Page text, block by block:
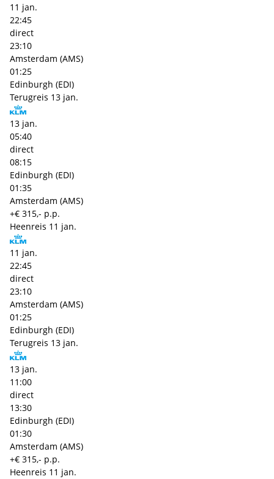
11 jan.
22:45
direct
23:10
Amsterdam (AMS)
01:25
Edinburgh (EDI)
Terugreis 13 jan.
13 jan.
05:40
direct
08:15
Edinburgh (EDI)
01:35
Amsterdam (AMS)
+€ 315,- p.p.
Heenreis 11 jan.
11 jan.
22:45
direct
23:10
Amsterdam (AMS)
01:25
Edinburgh (EDI)
Terugreis 13 jan.
13 jan.
11:00
direct
13:30
Edinburgh (EDI)
01:30
Amsterdam (AMS)
+€ 315,- p.p.
Heenreis 11 jan.